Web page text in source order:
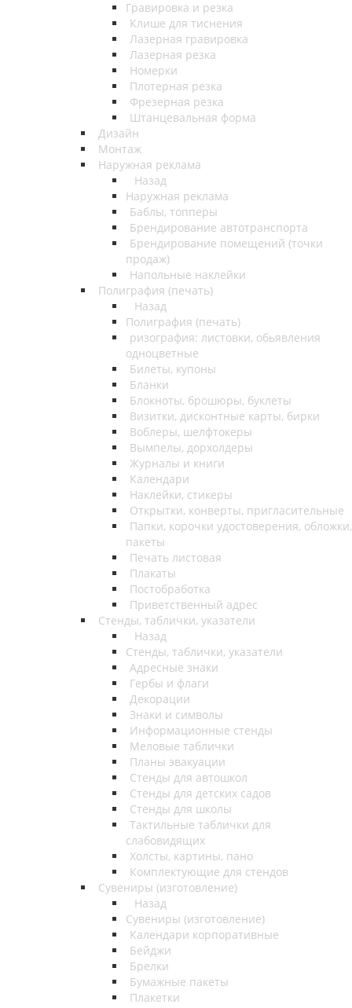
Гравировка и резка
Клише для тиснения
Лазерная гравировка
Лазерная резка
Номерки
Плотерная резка
Фрезерная резка
Штанцевальная форма
Дизайн
Монтаж
Наружная реклама
Назад
Наружная реклама
Баблы, топперы
Брендирование автотранспорта
Брендирование помещений (точки
продаж)
Напольные наклейки
Полиграфия (печать)
Назад
Полиграфия (печать)
ризография: листовки, обьявления
одноцветные
Билеты, купоны
Бланки
Блокноты, брошюры, буклеты
Визитки, дисконтные карты, бирки
Воблеры, шелфтокеры
Вымпелы, дорхолдеры
Журналы и книги
Календари
Наклейки, стикеры
Открытки, конверты, пригласительные
Папки, корочки удостоверения, обложки,
пакеты
Печать листовая
Плакаты
Постобработка
Приветственный адрес
Стенды, таблички, указатели
Назад
Стенды, таблички, указатели
Адресные знаки
Гербы и флаги
Декорации
Знаки и символы
Информационные стенды
Меловые таблички
Планы эвакуации
Стенды для автошкол
Стенды для детских садов
Стенды для школы
Тактильные таблички для
слабовидящих
Холсты, картины, пано
Комплектующие для стендов
Сувениры (изготовление)
Назад
Сувениры (изготовление)
Календари корпоративные
Бейджи
Брелки
Бумажные пакеты
Плакетки